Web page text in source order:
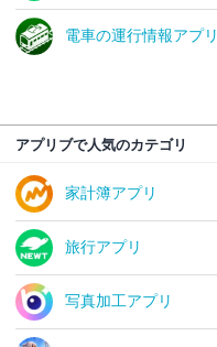
電車の運行情報アプリ
アプリブで人気のカテゴリ
家計簿アプリ
旅行アプリ
写真加工アプリ